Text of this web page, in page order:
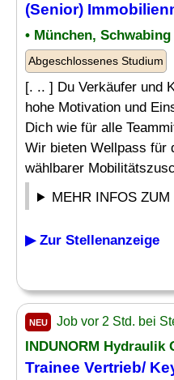
(Senior)
• München,
Abgeschlossenes Studium
[. .. ] Du Verkäufer und
hohe Motivation und
Dich wie für alle
Wir bieten Wellpass für
wählbarer
MEHR INFOS
▶ Zur Stellenanzeige
NEU Job vor 2 Std. bei
INDUNORM Hydraulik
Trainee Vertrieb/